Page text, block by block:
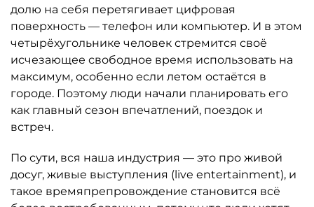
долю на себя перетягивает цифровая
поверхность — телефон или компьютер. И в этом
четырёхугольнике человек стремится своё
исчезающее свободное время использовать на
максимум, особенно если летом остаётся в
городе. Поэтому люди начали планировать его
как главный сезон впечатлений, поездок и
встреч.
По сути, вся наша индустрия — это про живой
досуг, живые выступления (live entertainment), и
такое времяпрепровождение становится всё